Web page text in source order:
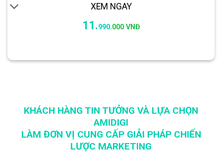
XEM NGAY
11.990.000 VNĐ
KHÁCH HÀNG TIN TƯỞNG VÀ LỰA CHỌN
AMIDIGI
LÀM ĐƠN VỊ CUNG CẤP GIẢI PHÁP CHIẾN
LƯỢC MARKETING